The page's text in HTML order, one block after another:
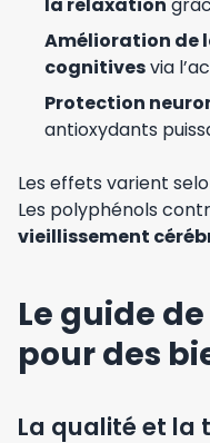
la relaxation
Amélioration de
cognitivesvia
Protection
antioxydants
Les effets varient
Les polyphénols
vieillissement
Le guide
pour des
La qualité et la